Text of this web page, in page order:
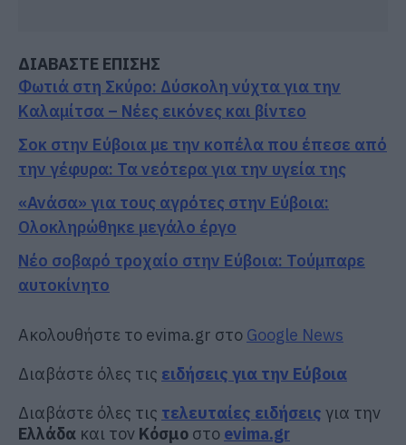
ΔΙΑΒΑΣΤΕ ΕΠΙΣΗΣ
Φωτιά στη Σκύρο: Δύσκολη νύχτα για την
Καλαμίτσα – Νέες εικόνες και βίντεο
Σοκ στην Εύβοια με την κοπέλα που έπεσε από
την γέφυρα: Τα νεότερα για την υγεία της
«Ανάσα» για τους αγρότες στην Εύβοια:
Ολοκληρώθηκε μεγάλο έργο
Νέο σοβαρό τροχαίο στην Εύβοια: Τούμπαρε
αυτοκίνητο
Ακολουθήστε το evima.gr στο Google News
Διαβάστε όλες τις ειδήσεις για την Εύβοια
Διαβάστε όλες τις τελευταίες ειδήσεις για την
Ελλάδα και τον Κόσμο στο evima.gr